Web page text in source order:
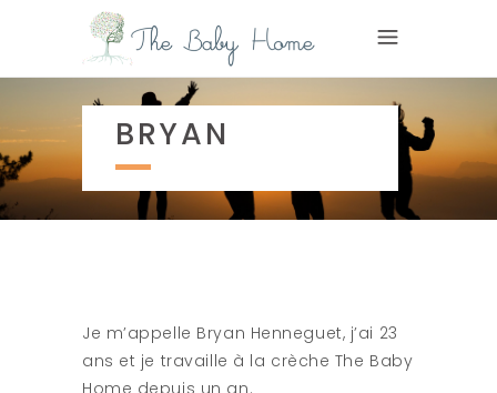
BRYAN
Je m’appelle Bryan Henneguet, j’ai 23
ans et je travaille à la crèche The Baby